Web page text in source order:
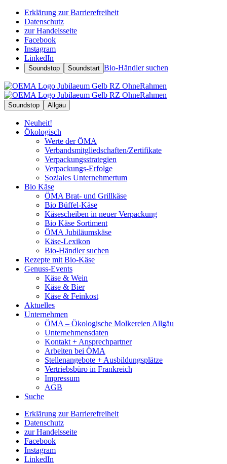
Erklärung zur Barrierefreiheit
Datenschutz
zur Handelsseite
Facebook
Instagram
LinkedIn
Soundstop Soundstart Bio-Händler suchen
Soundstop Allgäu
Neuheit!
Ökologisch
Werte der ÖMA
Verbandsmitgliedschaften/Zertifikate
Verpackungsstrategien
Verpackungs-Erfolge
Soziales Unternehmertum
Bio Käse
ÖMA Brat- und Grillkäse
Bio Büffel-Käse
Käsescheiben in neuer Verpackung
Bio Käse Sortiment
ÖMA Jubiläumskäse
Käse-Lexikon
Bio-Händler suchen
Rezepte mit Bio-Käse
Genuss-Events
Käse & Wein
Käse & Bier
Käse & Feinkost
Aktuelles
Unternehmen
ÖMA – Ökologische Molkereien Allgäu
Unternehmensdaten
Kontakt + Ansprechpartner
Arbeiten bei ÖMA
Stellenangebote + Ausbildungsplätze
Vertriebsbüro in Frankreich
Impressum
AGB
Suche
Erklärung zur Barrierefreiheit
Datenschutz
zur Handelsseite
Facebook
Instagram
LinkedIn